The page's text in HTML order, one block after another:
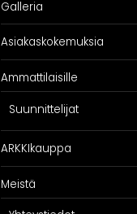
Galleria
Asiakaskokemuksia
Ammattilaisille
Suunnittelijat
ARKKIkauppa
Meistä